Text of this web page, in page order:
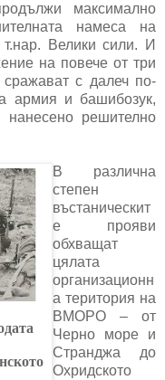
максимално
намеса на
Велики сили. И
на повече от три
с далеч по-
армия и башибозук,
решително
В различна
степен
въстаническит
е прояви
обхващат
цялата
организационн
а територия на
ВМОРО – от
Черно море и
Странджа до
Охридското